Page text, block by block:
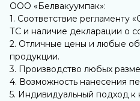
ООО «Белвакуумпак»:
1. Соответствие регламенту
ТС и наличие декларации о
2. Отличные цены и любые
продукции.
3. Производство любых
4. Возможность нанесения
5. Индивидуальный подход к